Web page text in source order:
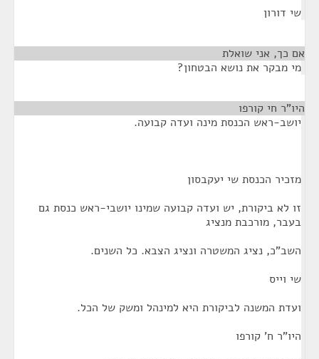
שי דורון
אם כך, אני שואלת
מי מבקר את נושא הבטחון?
היו"ר חי קורפו
יושב-ראש הכנסת מינה ועדה קבועה.
מזכיר הכנסת שי יעקבסון
זו לא ביקורת, יש ועדה קבועה שמינו יושבי-ראש כנסת גם
בעבר, מורכבת מנציג
השב"כ, נציג המשטרה ונציג הצבא. כל השנים.
שי וייס
ועדת המשנה לביקורת היא למינהל ומשק של הכל.
היו"ר ח' קורפו